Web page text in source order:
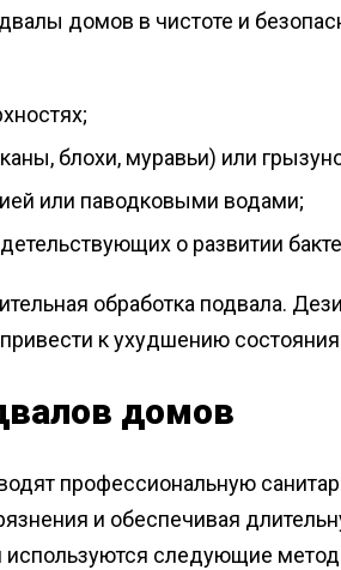
домов в чистоте и
блохи, муравьи) или
или паводковыми водами;
о развитии
обработка подвала.
к ухудшению
домов
профессиональную
и обеспечивая
используются следующие